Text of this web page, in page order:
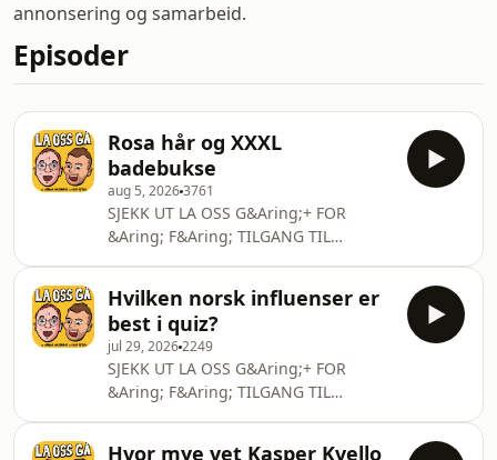
annonsering og samarbeid.
Episoder
Rosa hår og XXXL
badebukse
aug 5, 20263761
SJEKK UT LA OSS G&Aring;+ FOR
&Aring; F&Aring; TILGANG TIL
ONSDAGSEPISODER I VIDEOFORM
HELT UTEN REKLAME!Link:
https://patreon.com/LaossgaSom
medlem kan du ogs&aring;
h&oslash;re episodene p&aring;
Spotify!Link:
https://open.spotify.com/show/
Hvilken norsk influenser er
best i quiz?
jul 29, 20262249
SJEKK UT LA OSS G&Aring;+ FOR
&Aring; F&Aring; TILGANG TIL
Hvor mye vet Kasper Kvello